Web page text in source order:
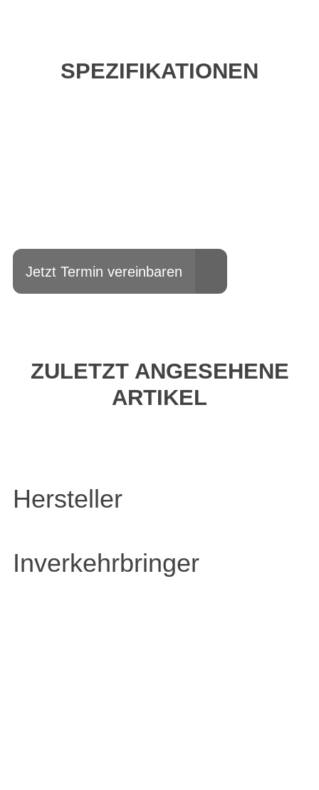
SPEZIFIKATIONEN
Jetzt Termin vereinbaren
ZULETZT ANGESEHENE
ARTIKEL
Hersteller
Inverkehrbringer